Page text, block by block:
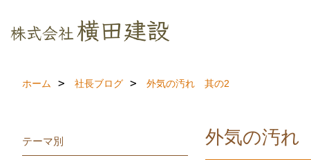
ホーム 社長ブログ 外気の汚れ 其の2
外気の汚
テーマ別